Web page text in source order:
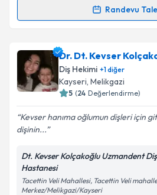
Takvim
Randevu
Randevu Takvimi Talebi
Dt. Kaan Sarıcaiçin randevu
Size bu uzmandan randevu
hazırlandığında e-posta ile
Kişisel verilerimin
Metni
kapsamda işlenmesini
Dr. Dt. Kevser
Diş Hekimi +1diğer
Kayseri, Melikgazi
5 (24 Değerlendirme)
Kevser hanıma oğlumun dişleri için
dişinin...
Dt. Kevser Kolçakoğlu Uzmandent Diş
Hastanesi
Tacettin Veli Mahallesi, Tacettin Veli
Merkez/Melikgazi/Kayseri